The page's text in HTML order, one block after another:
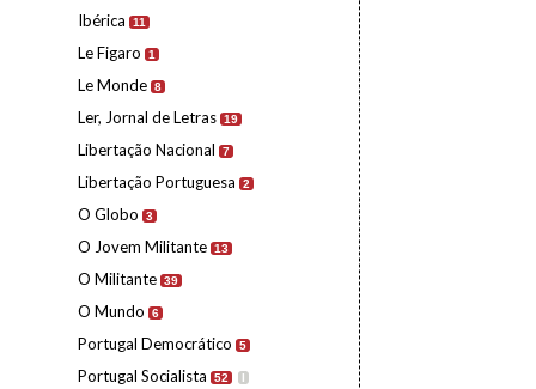
Ibérica 11
Le Figaro 1
Le Monde 8
Ler, Jornal de Letras 19
Libertação Nacional 7
Libertação Portuguesa 2
O Globo 3
O Jovem Militante 13
O Militante 39
O Mundo 6
Portugal Democrático 5
Portugal Socialista 52 I